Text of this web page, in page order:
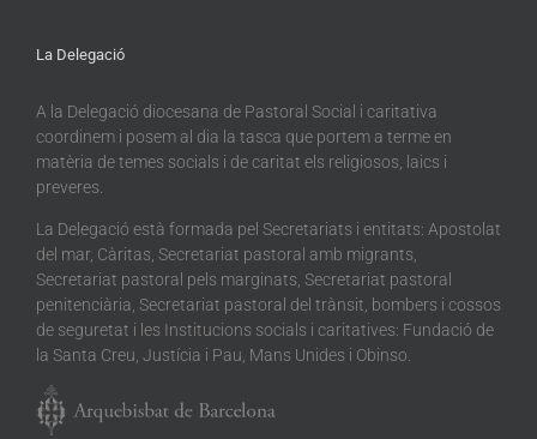
La Delegació
A la Delegació diocesana de Pastoral Social i caritativa
coordinem i posem al dia la tasca que portem a terme en
matèria de temes socials i de caritat els religiosos, laics i
preveres.
La Delegació està formada pel Secretariats i entitats: Apostolat
del mar, Càritas, Secretariat pastoral amb migrants,
Secretariat pastoral pels marginats, Secretariat pastoral
penitenciària, Secretariat pastoral del trànsit, bombers i cossos
de seguretat i les Institucions socials i caritatives: Fundació de
la Santa Creu, Justícia i Pau, Mans Unides i Obinso.